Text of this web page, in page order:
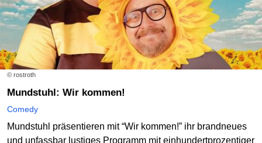
© rostroth
Mundstuhl: Wir kommen!
Comedy
Mundstuhl präsentieren mit “Wir kommen!” ihr brandneues
und unfassbar lustiges Programm mit einhundertprozentiger